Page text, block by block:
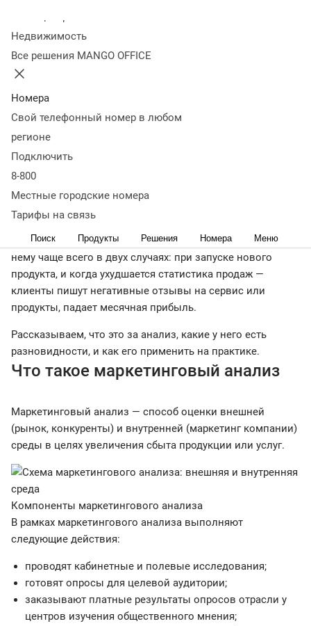
Недвижимость
Все решения MANGO OFFICE
Номера
Свой телефонный номер в любом
регионе
Подключить
8-800
Местные городские номера
Тарифы на связь
Поиск Продукты Решения Номера Меню
анализа
анализа
маркетингового анализа
анализа: SWOT-анализ Wildberries (на 2022 год)
запомнить
роста: измерить эффективность и рентабельность
рекламных площадок, снизить стоимость лида,
скорректировать ценообразование и протестировать
новые каналы взаимодействия с клиентами.
Представители малого и среднего бизнеса обращаются к
нему чаще всего в двух случаях: при запуске нового
продукта, и когда ухудшается статистика продаж —
клиенты пишут негативные отзывы на сервис или
продукты, падает месячная прибыль.
Рассказываем, что это за анализ, какие у него есть
разновидности, и как его применить на практике.
Что такое маркетинговый анализ
Маркетинговый анализ — способ оценки внешней
(рынок, конкуренты) и внутренней (маркетинг компании)
среды в целях увеличения сбыта продукции или услуг.
Компоненты маркетингового анализа
В рамках маркетингового анализа выполняют
следующие действия:
проводят кабинетные и полевые исследования;
готовят опросы для целевой аудитории;
заказывают платные результаты опросов отрасли у
центров изучения общественного мнения;